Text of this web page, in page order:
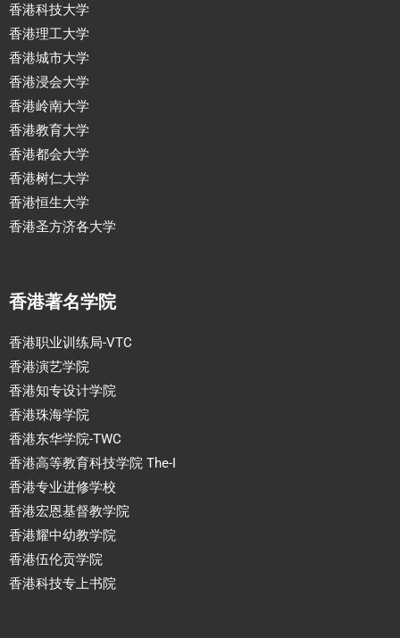
香港科技大学
香港理工大学
香港城市大学
香港浸会大学
香港岭南大学
香港教育大学
香港都会大学
香港树仁大学
香港恒生大学
香港圣方济各大学
香港著名学院
香港职业训练局-VTC
香港演艺学院
香港知专设计学院
香港珠海学院
香港东华学院-TWC
香港高等教育科技学院 The-I
香港专业进修学校
香港宏恩基督教学院
香港耀中幼教学院
香港伍伦贡学院
香港科技专上书院